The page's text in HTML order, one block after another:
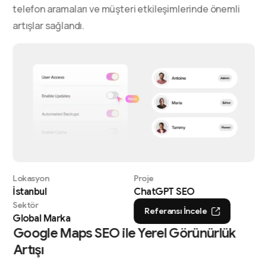
telefon aramaları ve müşteri etkileşimlerinde önemli
artışlar sağlandı.
Lokasyon
İstanbul
Proje
ChatGPT SEO
Sektör
Global Marka
Referansı İncele
Google Maps SEO ile Yerel Görünürlük
Artışı